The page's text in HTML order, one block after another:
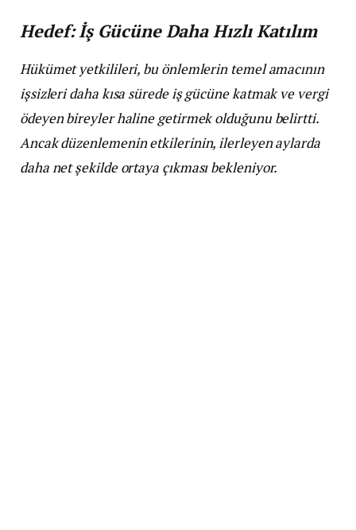
Hedef: İş Gücüne Daha Hızlı Katılım
Hükümet yetkilileri, bu önlemlerin temel amacının
işsizleri daha kısa sürede iş gücüne katmak ve vergi
ödeyen bireyler haline getirmek olduğunu belirtti.
Ancak düzenlemenin etkilerinin, ilerleyen aylarda
daha net şekilde ortaya çıkması bekleniyor.